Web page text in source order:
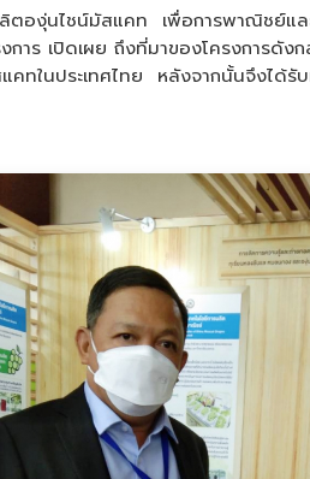
ลิตองุ่นไชน์มัสแคท เพื่อการพาณิชย์
งการ เปิดเผย ถึงที่มาของโครงกา
ในประเทศไทย หลังจากนั้นจึงได้